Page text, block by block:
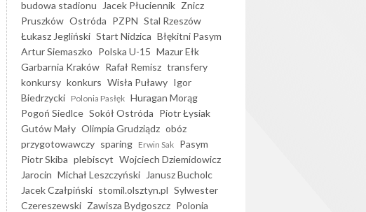
budowa stadionu
Jacek Płuciennik Znicz
Pruszków Ostróda PZPN Stal Rzeszów
Łukasz Jegliński Start Nidzica Błękitni Pasym
Artur Siemaszko Polska U-15 Mazur Ełk
Garbarnia Kraków Rafał Remisz transfery
konkursy konkurs Wisła Puławy Igor
Biedrzycki Polonia Pasłęk Huragan Morąg
Pogoń Siedlce Sokół Ostróda Piotr Łysiak
Gutów Mały Olimpia Grudziądz obóz
przygotowawczy sparing Erwin Sak Pasym
Piotr Skiba plebiscyt Wojciech Dziemidowicz
Jarocin Michał Leszczyński
Janusz Bucholc
Jacek Czałpiński stomil.olsztyn.pl Sylwester
Czereszewski Zawisza Bydgoszcz Polonia